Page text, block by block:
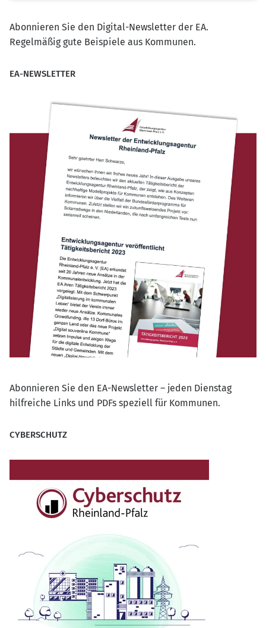
Abonnieren Sie den Digital-Newsletter der EA.
Regelmäßig gute Beispiele aus Kommunen.
EA-NEWSLETTER
Abonnieren Sie den EA-Newsletter – jeden Dienstag
hilfreiche Links und PDFs speziell für Kommunen.
CYBERSCHUTZ